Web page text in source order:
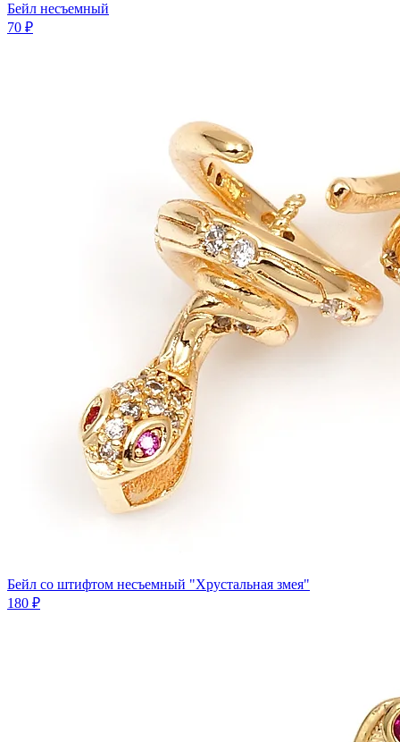
Бейл несъемный
70 ₽
Бейл сo штифтом несъемный "Хрустальная змея"
180 ₽